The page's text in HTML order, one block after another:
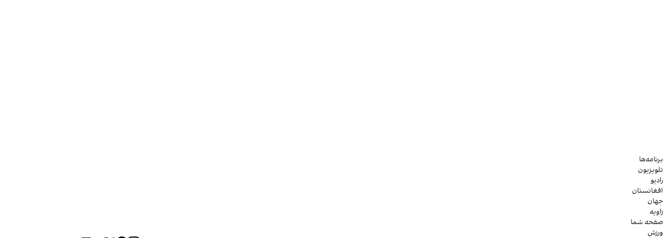
برنامه‌ها
تلویزیون
رادیو
افغانستان
جهان
زاویه
صفحه شما
ورزش